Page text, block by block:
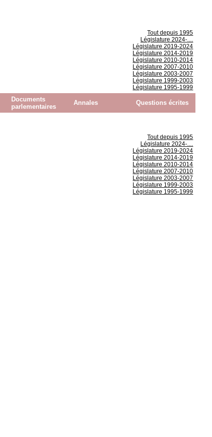
Tout depuis 1995
Législature 2024-....
Législature 2019-2024
Législature 2014-2019
Législature 2010-2014
Législature 2007-2010
Législature 2003-2007
Législature 1999-2003
Législature 1995-1999
Documents
parlementaires
Annales Questions écrites
Tout depuis 1995
Législature 2024-....
Législature 2019-2024
Législature 2014-2019
Législature 2010-2014
Législature 2007-2010
Législature 2003-2007
Législature 1999-2003
Législature 1995-1999